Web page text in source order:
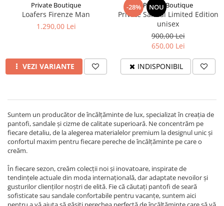
Private Boutique
Loafers Firenze Man
1.290,00 Lei
VEZI VARIANTE
-28% NOU
Private Boutique
Private Sandal Limited Edition
unisex
900,00 Lei
650,00 Lei
INDISPONIBIL
Suntem un producător de încălțăminte de lux, specializat în creația de
pantofi, sandale și cizme de calitate superioară. Ne concentrăm pe
fiecare detaliu, de la alegerea materialelor premium la designul unic și
confortul maxim pentru fiecare pereche de încălțăminte pe care o
creăm.
În fiecare sezon, creăm colecții noi și inovatoare, inspirate de
tendințele actuale din moda internațională, dar adaptate nevoilor și
gusturilor clienților noștri de elită. Fie că căutați pantofi de seară
sofisticate sau sandale confortabile pentru vacanțe, suntem aici